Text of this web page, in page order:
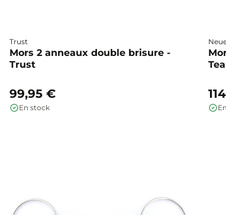
Trust
Mors 2 anneaux double brisure -
Trust
99,95 €
En stock